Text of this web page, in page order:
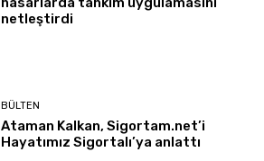
netleştirdi
BÜLTEN
Ataman Kalkan, Sigortam.net’i
Hayatımız Sigortalı’ya anlattı